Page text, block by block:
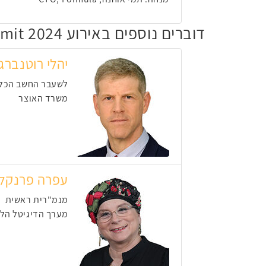
דוברים נוספים באירוע Nimbus Summit 2024
יהלי
לשעבר החשב
משרד האוצר
עפרה
מנמ"רית ראשית
מערך הדיגיטל